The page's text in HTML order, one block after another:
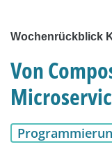
Wochenrückblick
Von